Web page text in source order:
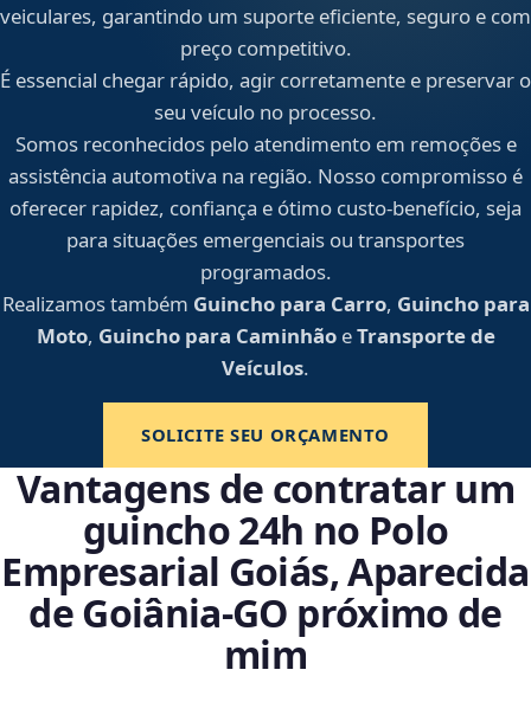
veiculares, garantindo um suporte eficiente, seguro e com
preço competitivo.
É essencial chegar rápido, agir corretamente e preservar o
seu veículo no processo.
Somos reconhecidos pelo atendimento em remoções e
assistência automotiva na região. Nosso compromisso é
oferecer rapidez, confiança e ótimo custo-benefício, seja
para situações emergenciais ou transportes
programados.
Realizamos também Guincho para Carro, Guincho para
Moto, Guincho para CaminhãoeTransporte de
Veículos.
SOLICITE SEU ORÇAMENTO
Vantagens de contratar um
guincho 24h no Polo
Empresarial Goiás, Aparecida
de Goiânia‑GO próximo de
mim